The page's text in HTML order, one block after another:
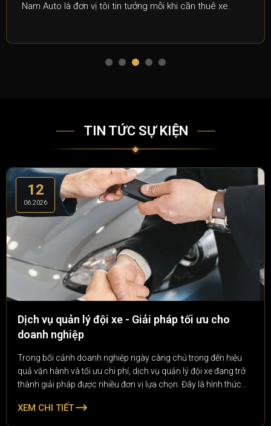
Nam Auto là đơn vị tôi tin tưởng mỗi khi cần thuê xe.
TIN TỨC SỰ KIỆN
12
06.2026
Dịch vụ quản lý đội xe - Giải pháp tối ưu cho
doanh nghiệp
Trong bối cảnh doanh nghiệp ngày càng chú trọng đến hiệu
quả vận hành và tối ưu chi phí, dịch vụ quản lý đội xe đang trở
thành giải pháp được nhiều đơn vị lựa chọn. Đây là hình thức
theo dõi lịch trình, bảo dưỡng, quản lý nhiên liệu đến kiểm soát
XEM CHI TIẾT